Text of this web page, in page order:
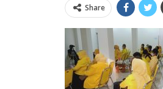
Share